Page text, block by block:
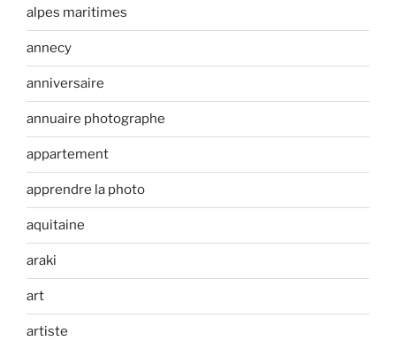
alpes maritimes
annecy
anniversaire
annuaire photographe
appartement
apprendre la photo
aquitaine
araki
art
artiste